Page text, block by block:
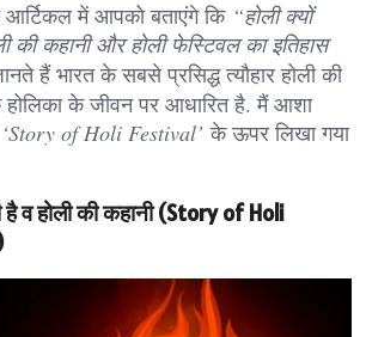
में आपको बताएंगे कि“होली क्यों
की कहानी और होली फेस्टिवल का इतिहास
हैं भारत के सबसे प्रसिद्ध त्यौहार होली की
होलिका के जीवन पर आधारित है. मैं आशा
‘Story of Holi Festival’ के ऊपर लिखा गया
है व होली की कहानी (Story of Holi